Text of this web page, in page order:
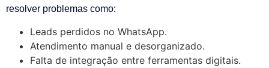
resolver problemas como:
Leads perdidos no WhatsApp.
Atendimento manual e desorganizado.
Falta de integração entre ferramentas digitais.